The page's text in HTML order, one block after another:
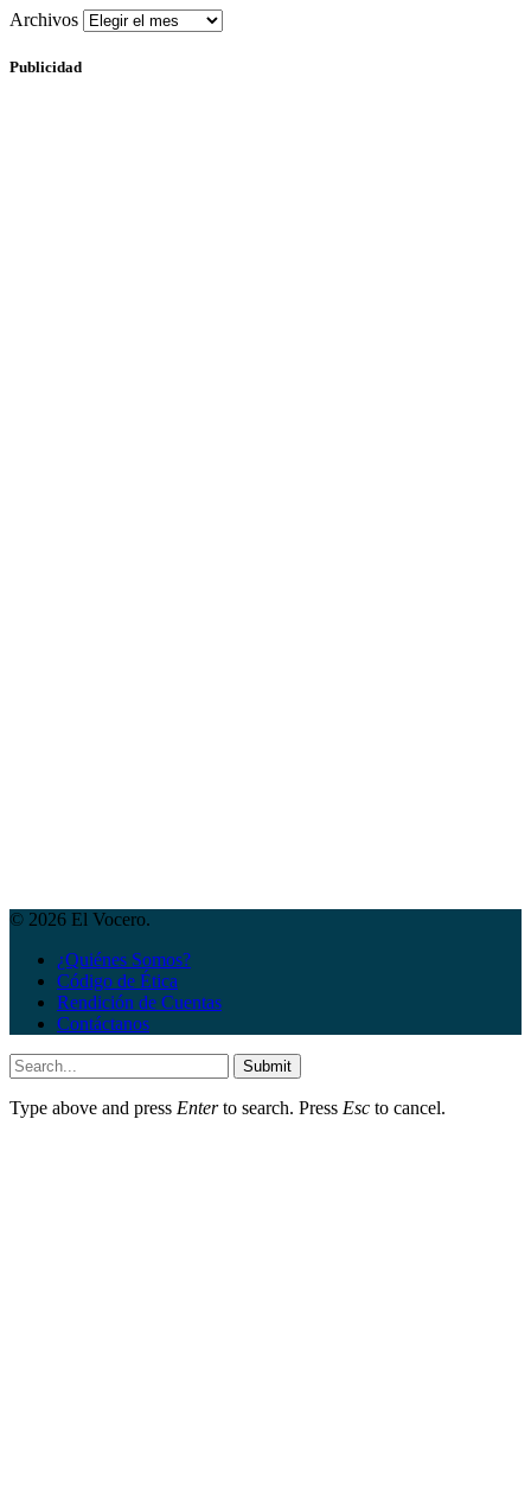
Archivos
Publicidad
© 2026 El Vocero.
¿Quiénes Somos?
Código de Ética
Rendición de Cuentas
Contáctanos
Submit
Type above and press Enterto search. Press Esc to cancel.